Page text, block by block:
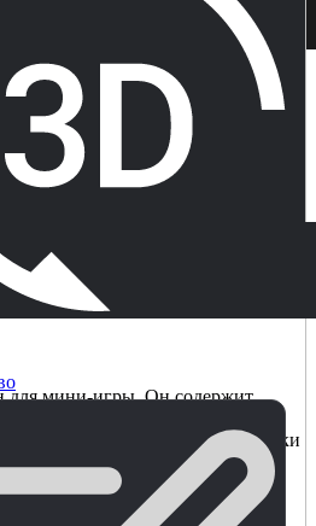
для мини-игры. Он содержит
и основные элементы
реализации игры-головоломки
проекта.
шаблон обучающей мини-